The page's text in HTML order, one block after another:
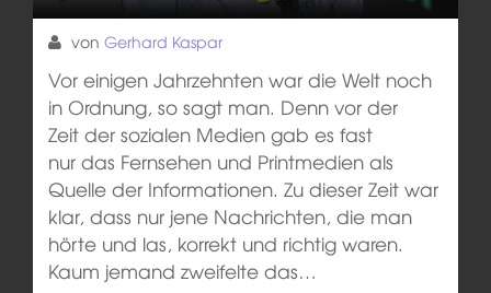
von Gerhard Kaspar
Vor einigen Jahrzehnten war die Welt noch
in Ordnung, so sagt man. Denn vor der
Zeit der sozialen Medien gab es fast
nur das Fernsehen und Printmedien als
Quelle der Informationen. Zu dieser Zeit war
klar, dass nur jene Nachrichten, die man
hörte und las, korrekt und richtig waren.
Kaum jemand zweifelte das…